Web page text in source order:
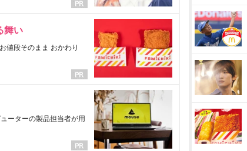
舞い
値段そのまま おかわり
ーターの製品担当者が用